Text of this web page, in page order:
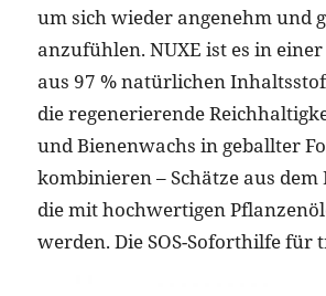
um sich wieder angenehm und
anzufühlen. NUXE ist es in
aus 97 % natürlichen
die regenerierende
und Bienenwachs in geballter
kombinieren – Schätze aus dem
die mit hochwertigen
werden. Die SOS-Soforthilfe für